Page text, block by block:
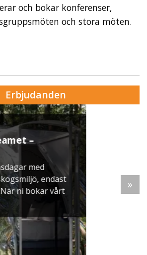
och bokar konferenser,
och stora möten.
Erbjudanden
från Skytteholm Ekerö
Ekerö
lägger sig över Mälaren dukar vi upp
svenskt julbord i Skyttegården. Här
av gran, ljus som brinner stilla
...
»